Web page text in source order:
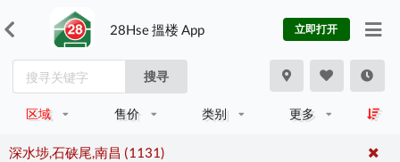
28Hse 搵楼 App 立即打开
搜寻
区域 售价 类别 更多
深水埗,石硖尾,南昌 (1131)